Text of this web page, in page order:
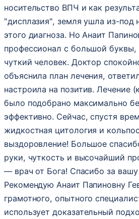
носительство ВПЧ и как
"дисплазия", земля ушла из-под
этого диагноза. Но Анаит
профессионал с большой буквы,
чуткий человек. Доктор
объяснила план лечения,
настроила на позитив. Лечение
было подобрано максимально
эффективно. Сейчас, спустя
жидкостная цитология и
выздоровление! Большое
руки, чуткость и высочайший
— врач от Бога! Спасибо за вашу
Рекомендую Анаит Папиновну
грамотного, опытного
использует доказательный